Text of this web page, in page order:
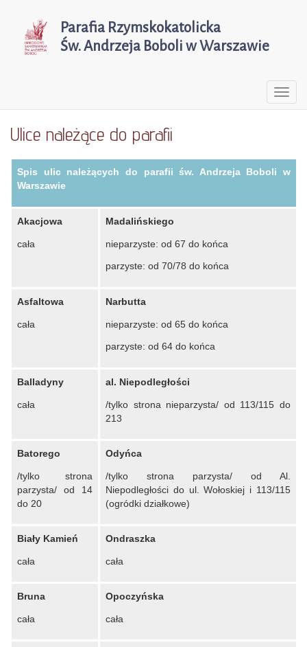
Parafia Rzymskokatolicka
Św. Andrzeja Boboli w Warszawie
Ulice należące do parafii
Spis ulic należących do parafii św. Andrzeja Boboli w
Warszawie
Akacjowa
cała
Madalińskiego
nieparzyste: od 67 do końca
parzyste: od 70/78 do końca
Asfaltowa
cała
Narbutta
nieparzyste: od 65 do końca
parzyste: od 64 do końca
Balladyny
cała
al. Niepodległości
/tylko strona nieparzysta/ od 113/115 do
213
Batorego
/tylko strona
parzysta/ od 14
do 20
Odyńca
/tylko strona parzysta/ od Al.
Niepodległości do ul. Wołoskiej i 113/115
(ogródki działkowe)
Biały Kamień
cała
Ondraszka
cała
Bruna
cała
Opoczyńska
cała